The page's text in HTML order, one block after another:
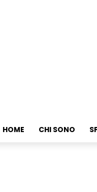
HOME CHI SONO